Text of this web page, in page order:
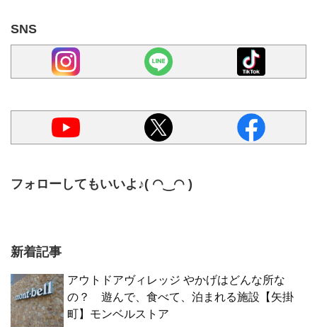
SNS
フォローしてもいいよ♪( ◠‿◠ )
新着記事
アウトドアヴィレッジ やかげはどんな所な
の？ 遊んで、食べて、泊まれる施設【矢掛
町】モンベルストア